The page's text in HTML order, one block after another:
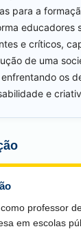
para a
educadores
e críticos,
de uma
os
e
professor
em escolas